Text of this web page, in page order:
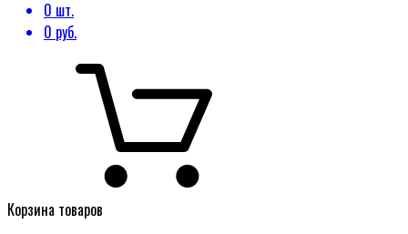
0 шт.
0 руб.
Корзина товаров